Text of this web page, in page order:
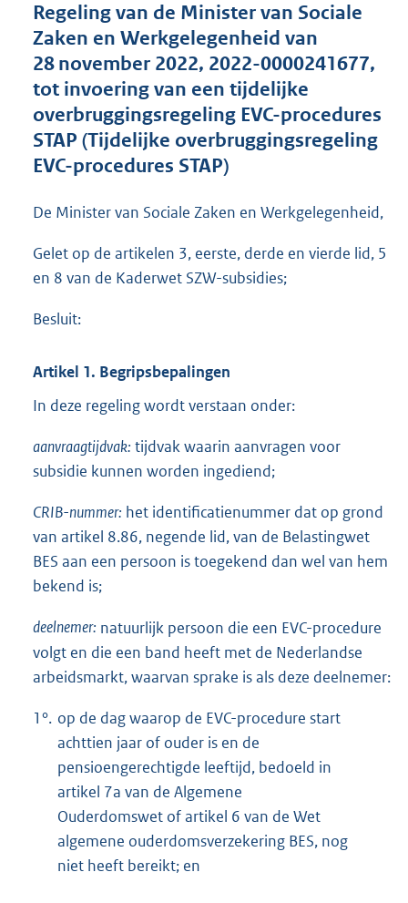
d
s
g
r
o
o
t
8
7
Regeling van de Minister van Sociale
Zaken en Werkgelegenheid van
28 november 2022, 2022-0000241677,
tot invoering van een tijdelijke
overbruggingsregeling EVC-procedures
STAP (Tijdelijke overbruggingsregeling
EVC-procedures STAP)
De Minister van Sociale Zaken en Werkgelegenheid,
Gelet op de artikelen 3, eerste, derde en vierde lid, 5
en 8 van de Kaderwet SZW-subsidies;
Besluit:
Artikel 1. Begripsbepalingen
In deze regeling wordt verstaan onder:
aanvraagtijdvak: tijdvak waarin aanvragen voor
subsidie kunnen worden ingediend;
CRIB-nummer: het identificatienummer dat op grond
van artikel 8.86, negende lid, van de Belastingwet
BES aan een persoon is toegekend dan wel van hem
bekend is;
deelnemer: natuurlijk persoon die een EVC-procedure
volgt en die een band heeft met de Nederlandse
arbeidsmarkt, waarvan sprake is als deze deelnemer:
1°. op de dag waarop de EVC-procedure start
achttien jaar of ouder is en de
pensioengerechtigde leeftijd, bedoeld in
artikel 7a van de Algemene
Ouderdomswet of artikel 6 van de Wet
algemene ouderdomsverzekering BES, nog
niet heeft bereikt; en